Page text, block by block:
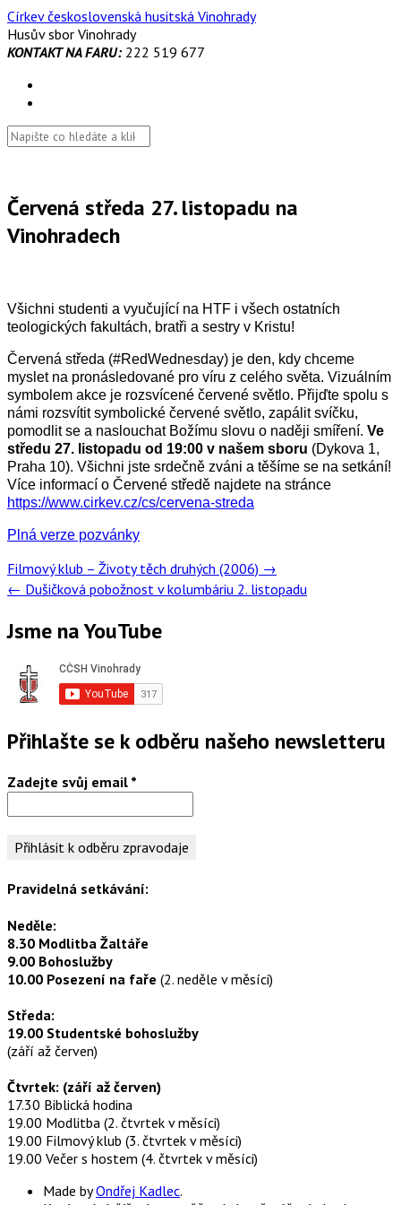
Skip
to
content
Církev československá husitská Vinohrady
Husův sbor Vinohrady
KONTAKT NA FARU:222 519 677
Červená středa 27. listopadu na
Vinohradech
Všichni studenti a vyučující na HTF i všech ostatních
teologických fakultách, bratři a sestry v Kristu!
Červená středa (#RedWednesday) je den, kdy chceme
myslet na pronásledované pro víru z celého světa. Vizuálním
symbolem akce je rozsvícené červené světlo. Přijďte spolu s
námi rozsvítit symbolické červené světlo, zapálit svíčku,
pomodlit se a naslouchat Božímu slovu o naději smíření. Ve
středu 27. listopadu od 19:00 v našem sboru (Dykova 1,
Praha 10). Všichni jste srdečně zváni a těšíme se na setkání!
Více informací o Červené středě najdete na stránce
https://www.cirkev.cz/cs/cervena-streda
Plná verze pozvánky
Post
navigation
Filmový klub – Životy těch druhých (2006) →
← Dušičková pobožnost v kolumbáriu 2. listopadu
Jsme na YouTube
Přihlašte se k odběru našeho newsletteru
Zadejte svůj email *
Pravidelná setkávání:
Neděle:
8.30 Modlitba Žaltáře
9.00 Bohoslužby
10.00 Posezení na faře (2. neděle v měsíci)
Středa:
19.00 Studentské bohoslužby
(září až červen)
Čtvrtek: (září až červen)
17.30 Biblická hodina
19.00 Modlitba (2. čtvrtek v měsíci)
19.00 Filmový klub (3. čtvrtek v měsíci)
19.00 Večer s hostem (4. čtvrtek v měsíci)
Made byOndřej Kadlec.